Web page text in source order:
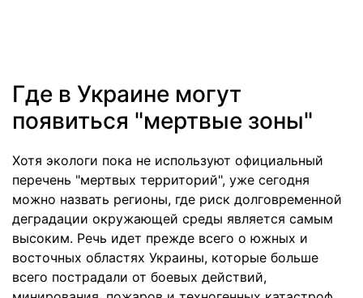
Где в Украине могут
появиться "мертвые зоны"
Хотя экологи пока не используют официальный
перечень "мертвых территорий", уже сегодня
можно назвать регионы, где риск долговременной
деградации окружающей среды является самым
высоким. Речь идет прежде всего о южных и
восточных областях Украины, которые больше
всего пострадали от боевых действий,